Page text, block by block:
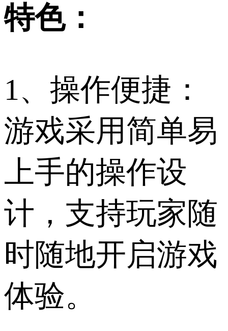
特色：
1、操作便捷：
游戏采用简单易
上手的操作设
计，支持玩家随
时随地开启游戏
体验。